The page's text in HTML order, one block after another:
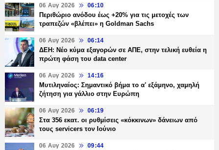
06 Αυγ 2026 06:10
Περιθώριο ανόδου έως +20% για τις μετοχές των
τραπεζών «βλέπει» η Goldman Sachs
06 Αυγ 2026 06:14
ΔΕΗ: Νέο κύμα εξαγορών σε ΑΠΕ, στην τελική ευθεία η
πρώτη φάση του data center
06 Αυγ 2026 14:16
Μυτιληναίος: Σημαντικό βήμα το α' εξάμηνο, χαμηλή
ζήτηση για γάλλιο στην Ευρώπη
06 Αυγ 2026 06:19
Στα 356 εκατ. οι ρυθμίσεις «κόκκινων» δάνειων από
τους servicers τον Ιούνιο
06 Αυγ 2026 09:44